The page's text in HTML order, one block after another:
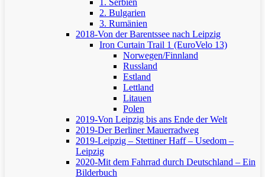
2. Bulgarien
3. Rumänien
2018-Von der Barentssee nach Leipzig
Iron Curtain Trail 1 (EuroVelo 13)
Norwegen/Finnland
Russland
Estland
Lettland
Litauen
Polen
2019-Von Leipzig bis ans Ende der Welt
2019-Der Berliner Mauerradweg
2019-Leipzig – Stettiner Haff – Usedom –
Leipzig
2020-Mit dem Fahrrad durch Deutschland – Ein
Bilderbuch